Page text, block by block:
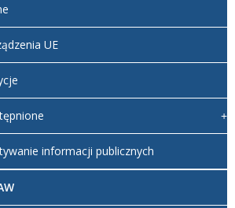
UE
informacji publicznych